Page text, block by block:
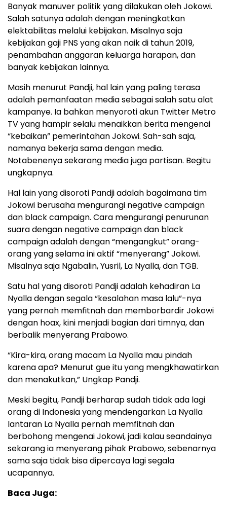
Banyak manuver politik yang dilakukan oleh Jokowi.
Salah satunya adalah dengan meningkatkan
elektabilitas melalui kebijakan. Misalnya saja
kebijakan gaji PNS yang akan naik di tahun 2019,
penambahan anggaran keluarga harapan, dan
banyak kebijakan lainnya.
Masih menurut Pandji, hal lain yang paling terasa
adalah pemanfaatan media sebagai salah satu alat
kampanye. Ia bahkan menyoroti akun Twitter Metro
TV yang hampir selalu menaikkan berita mengenai
“kebaikan” pemerintahan Jokowi. Sah-sah saja,
namanya bekerja sama dengan media.
Notabenenya sekarang media juga partisan. Begitu
ungkapnya.
Hal lain yang disoroti Pandji adalah bagaimana tim
Jokowi berusaha mengurangi negative campaign
dan black campaign. Cara mengurangi penurunan
suara dengan negative campaign dan black
campaign adalah dengan “mengangkut” orang-
orang yang selama ini aktif “menyerang” Jokowi.
Misalnya saja Ngabalin, Yusril, La Nyalla, dan TGB.
Satu hal yang disoroti Pandji adalah kehadiran La
Nyalla dengan segala “kesalahan masa lalu”-nya
yang pernah memfitnah dan memborbardir Jokowi
dengan hoax, kini menjadi bagian dari timnya, dan
berbalik menyerang Prabowo.
“Kira-kira, orang macam La Nyalla mau pindah
karena apa? Menurut gue itu yang mengkhawatirkan
dan menakutkan,” Ungkap Pandji.
Meski begitu, Pandji berharap sudah tidak ada lagi
orang di Indonesia yang mendengarkan La Nyalla
lantaran La Nyalla pernah memfitnah dan
berbohong mengenai Jokowi, jadi kalau seandainya
sekarang ia menyerang pihak Prabowo, sebenarnya
sama saja tidak bisa dipercaya lagi segala
ucapannya.
Baca Juga: